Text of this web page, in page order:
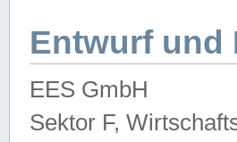
Entwurf und
EES GmbH
Sektor F,